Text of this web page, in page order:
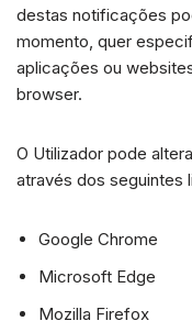
destas notificações
momento, quer
aplicações ou
browser.
O Utilizador pode
através dos seguintes
Google Chrome
Microsoft Edge
Mozilla Firefox